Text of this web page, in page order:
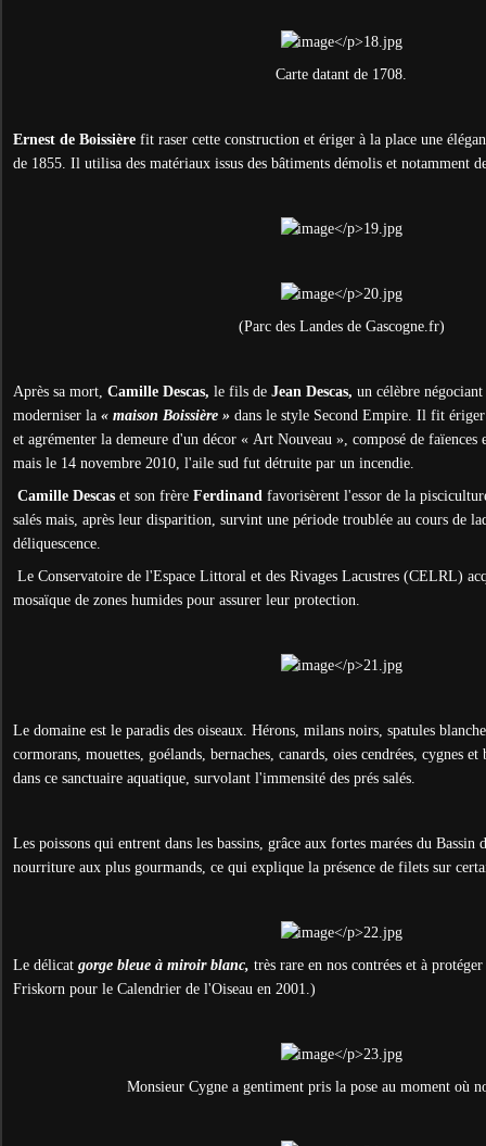
Carte datant de 1708.
Ernest de Boissière fit raser cette construction et ériger à la place une
de 1855. Il utilisa des matériaux issus des bâtiments démolis et notamment
(Parc des Landes de Gascogne.fr)
Après sa mort, Camille Descas, le fils de Jean Descas, un célèbre
moderniser la « maison Boissière » dans le style Second Empire. Il fit
et agrémenter la demeure d'un décor « Art Nouveau », composé de faïences
mais le 14 novembre 2010, l'aile sud fut détruite par un incendie.
Camille Descas et son frère Ferdinand favorisèrent l'essor de la
salés mais, après leur disparition, survint une période troublée au cours de
déliquescence.
Le Conservatoire de l'Espace Littoral et des Rivages Lacustres (CELRL)
mosaïque de zones humides pour assurer leur protection.
Le domaine est le paradis des oiseaux. Hérons, milans noirs, spatules
cormorans, mouettes, goélands, bernaches, canards, oies cendrées, cygnes et
dans ce sanctuaire aquatique, survolant l'immensité des prés salés.
Les poissons qui entrent dans les bassins, grâce aux fortes marées du Bassin
nourriture aux plus gourmands, ce qui explique la présence de filets sur
Le délicat gorge bleue à miroir blanc, très rare en nos contrées et à
Friskorn pour le Calendrier de l'Oiseau en 2001.)
Monsieur Cygne a gentiment pris la pose au moment où